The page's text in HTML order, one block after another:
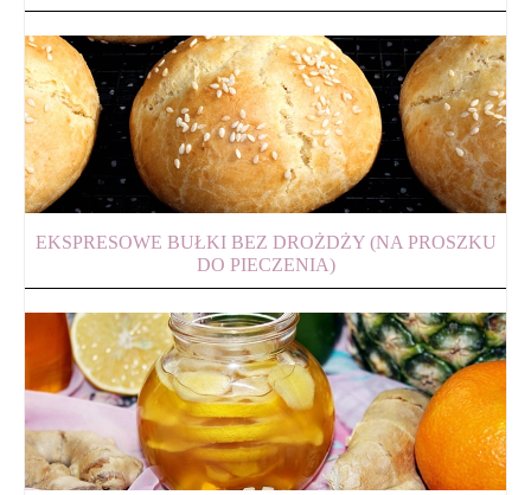
EKSPRESOWE BUŁKI BEZ DROŻDŻY (NA PROSZKU
DO PIECZENIA)